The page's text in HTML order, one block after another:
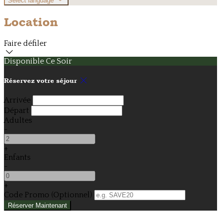
Location
Faire défiler
Disponible Ce Soir
Réservez votre séjour
Arrivée
Départ
Adultes
-
+
Enfants
-
+
Code Promo (Optionnel )